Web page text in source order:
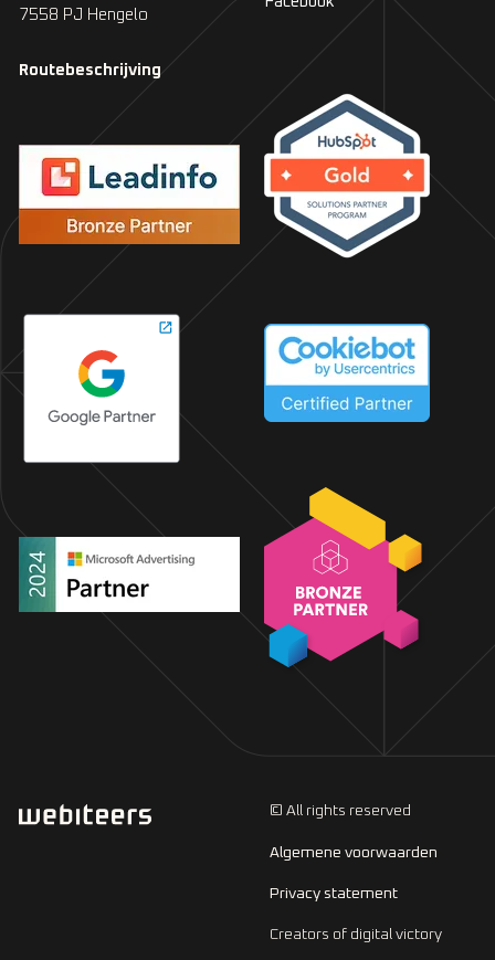
7558 PJ Hengelo
Routebeschrijving
© All rights reserved
Algemene voorwaarden
Privacy statement
Creators of digital victory